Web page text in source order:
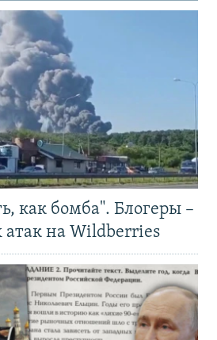
как бомба". Блогеры –
атак на Wildberries